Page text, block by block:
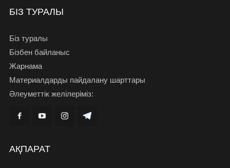
БІЗ ТУРАЛЫ
Біз туралы
Бізбен байланыс
Жарнама
Материалдарды пайдалану шарттары
Әлеуметтік желілеріміз:
АҚПАРАТ